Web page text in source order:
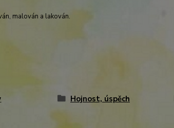
malován a lakován.
Hojnost, úspěch